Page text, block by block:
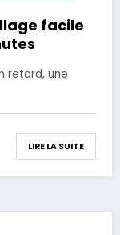
facile
retard, une
LIRE LA SUITE